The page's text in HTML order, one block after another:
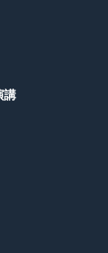
講